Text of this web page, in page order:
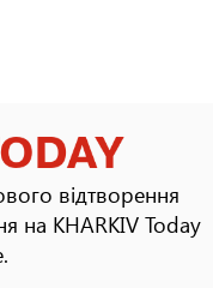
відтворення
на KHARKIV Today